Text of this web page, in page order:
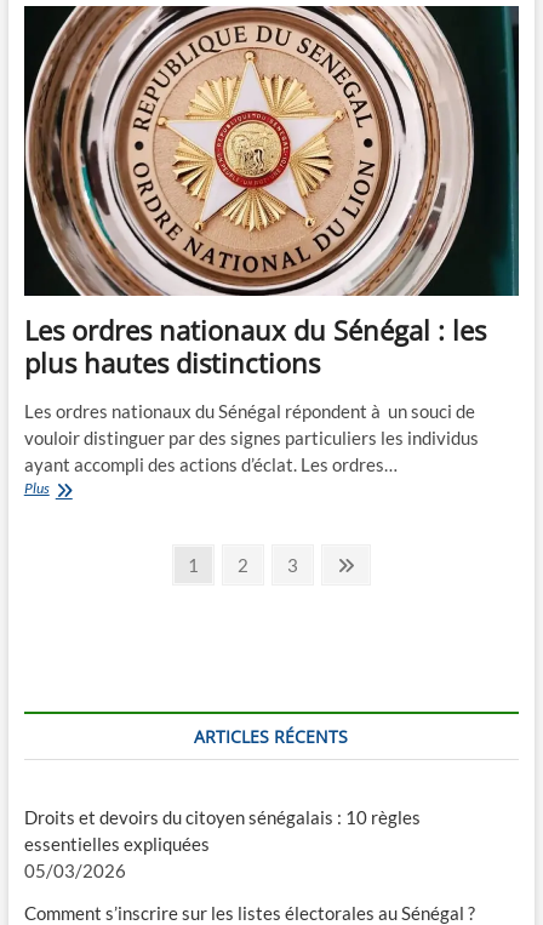
encourager
le
civisme
fiscal
?
Les ordres nationaux du Sénégal : les
plus hautes distinctions
Les ordres nationaux du Sénégal répondent à un souci de
vouloir distinguer par des signes particuliers les individus
ayant accompli des actions d’éclat. Les ordres…
PlusLes
Page
1 Page
2 Page
3
Next
ARTICLES RÉCENTS
Droits et devoirs du citoyen sénégalais : 10 règles
essentielles expliquées
05/03/2026
Comment s’inscrire sur les listes électorales au Sénégal ?